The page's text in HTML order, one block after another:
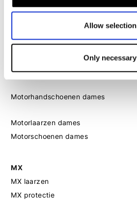
Allow selection
Only necessary
Motor leggings dames
Motorhelm dames
Motorhandschoenen dames
Motorlaarzen dames
Motorschoenen dames
MX
MX laarzen
MX protectie